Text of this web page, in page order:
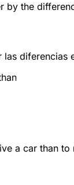
by the
diferencias
a car than to